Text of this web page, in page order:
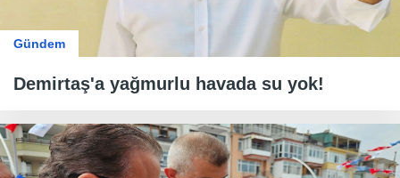
Gündem
Demirtaş'a yağmurlu havada su yok!